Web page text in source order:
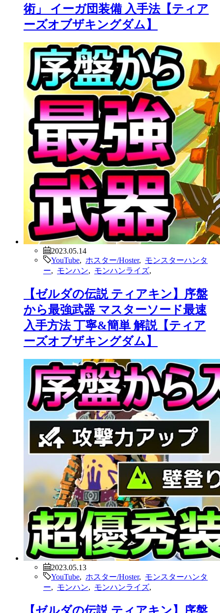
術」 イーガ団装備 入手法【ティア
ーズオブザキングダム】
2023.05.14
YouTube
ホスター/Hoster, モンスターハンタ
ー
モンハン モンハンライズ
【ゼルダの伝説 ティアキン】序盤
から最強武器 マスターソード最速
入手方法 丁寧&簡単 解説【ティア
ーズオブザキングダム】
2023.05.13
YouTube
ホスター/Hoster, モンスターハンタ
ー
モンハン モンハンライズ